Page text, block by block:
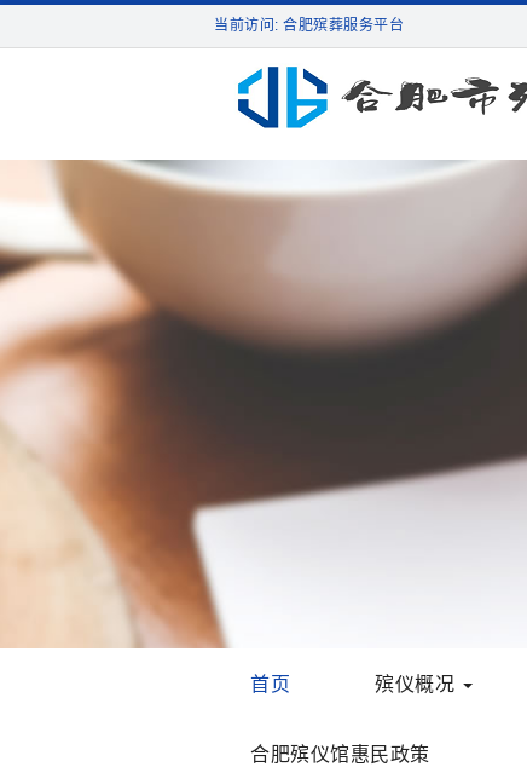
当前访问: 合肥殡葬服务平台
首页 殡仪概况
合肥殡仪馆惠民政策